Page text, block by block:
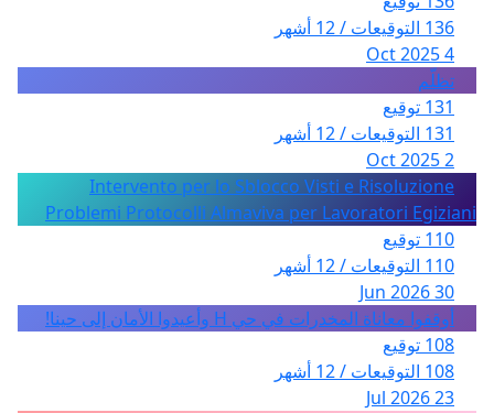
136 التوقيعات / 12 أشهر
4 Oct 2025
تظلّم
131 توقيع
131 التوقيعات / 12 أشهر
2 Oct 2025
Intervento per lo Sblocco Visti e Risoluzione
Problemi Protocolli Almaviva per Lavoratori Egiziani
110 توقيع
110 التوقيعات / 12 أشهر
30 Jun 2026
أوقفوا معاناة المخدرات في حي H وأعيدوا الأمان إلى حينا!
108 توقيع
108 التوقيعات / 12 أشهر
23 Jul 2026